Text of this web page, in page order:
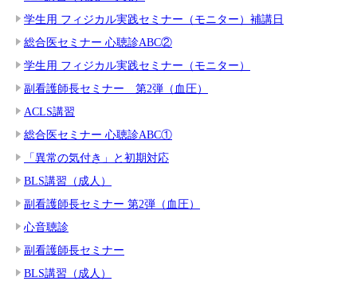
学生用 フィジカル実践セミナー（モニター）補講日
総合医セミナー 心聴診ABC②
学生用 フィジカル実践セミナー（モニター）
副看護師長セミナー 第2弾（血圧）
ACLS講習
総合医セミナー 心聴診ABC①
「異常の気付き」と初期対応
BLS講習（成人）
副看護師長セミナー 第2弾（血圧）
心音聴診
副看護師長セミナー
BLS講習（成人）